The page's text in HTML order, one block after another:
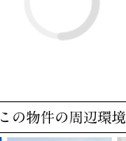
この物件の周辺環境